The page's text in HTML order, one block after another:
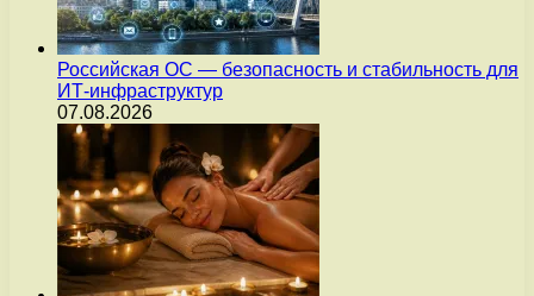
Российская ОС — безопасность и стабильность для
ИТ-инфраструктур
07.08.2026